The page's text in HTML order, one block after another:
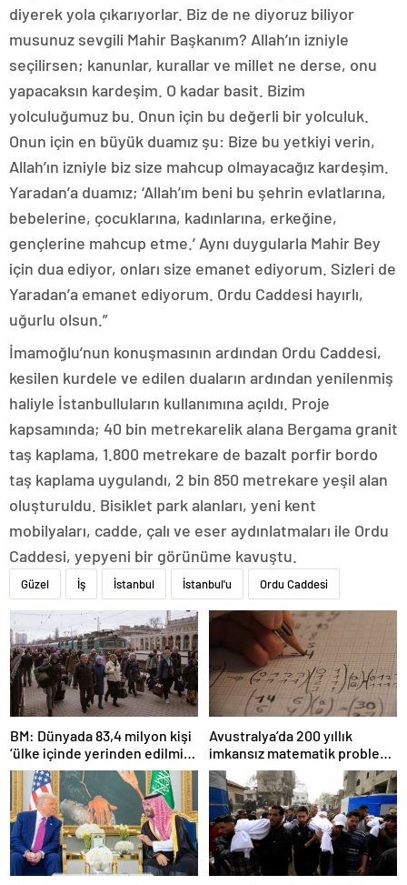
diyerek yola çıkarıyorlar. Biz de ne diyoruz biliyor
musunuz sevgili Mahir Başkanım? Allah’ın izniyle
seçilirsen; kanunlar, kurallar ve millet ne derse, onu
yapacaksın kardeşim. O kadar basit. Bizim
yolculuğumuz bu. Onun için bu değerli bir yolculuk.
Onun için en büyük duamız şu: Bize bu yetkiyi verin,
Allah’ın izniyle biz size mahcup olmayacağız kardeşim.
Yaradan’a duamız; ‘Allah’ım beni bu şehrin evlatlarına,
bebelerine, çocuklarına, kadınlarına, erkeğine,
gençlerine mahcup etme.’ Aynı duygularla Mahir Bey
için dua ediyor, onları size emanet ediyorum. Sizleri de
Yaradan’a emanet ediyorum. Ordu Caddesi hayırlı,
uğurlu olsun.”
İmamoğlu’nun konuşmasının ardından Ordu Caddesi,
kesilen kurdele ve edilen duaların ardından yenilenmiş
haliyle İstanbulluların kullanımına açıldı. Proje
kapsamında; 40 bin metrekarelik alana Bergama granit
taş kaplama, 1.800 metrekare de bazalt porfir bordo
taş kaplama uygulandı, 2 bin 850 metrekare yeşil alan
oluşturuldu. Bisiklet park alanları, yeni kent
mobilyaları, cadde, çalı ve eser aydınlatmaları ile Ordu
Caddesi, yepyeni bir görünüme kavuştu.
Güzel İş İstanbul İstanbul'u Ordu Caddesi
BM: Dünyada 83,4 milyon kişi
‘ülke içinde yerinden edilmiş’
olarak yaşıyor
Avustralya’da 200 yıllık
imkansız matematik problemi
çözüldü